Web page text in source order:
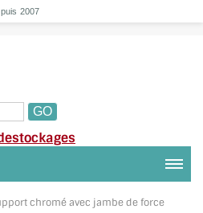
2007
chromé avec jambe de force